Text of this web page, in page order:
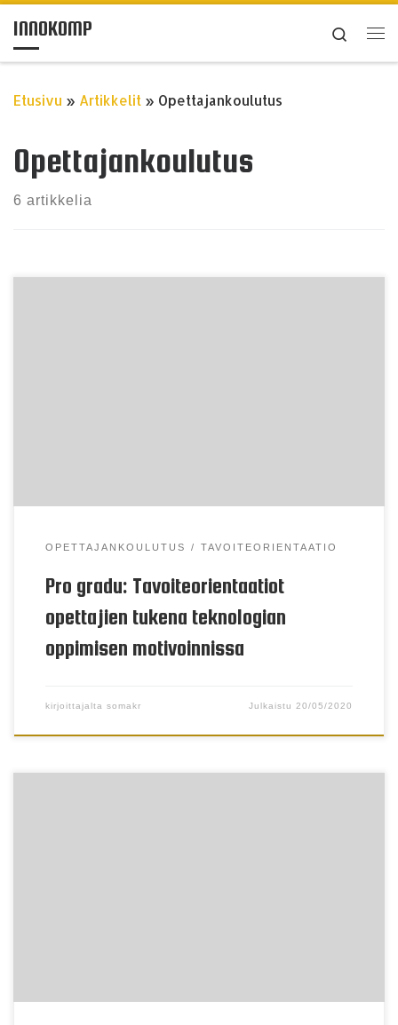
Skip to content
INNOKOMP
Search
Etusivu » Artikkelit » Opettajankoulutus
Opettajankoulutus
6 artikkelia
OPETTAJANKOULUTUS TAVOITEORIENTAATIO
Pro gradu: Tavoiteorientaatiot
opettajien tukena teknologian
oppimisen motivoinnissa
kirjoittajalta somakr Julkaistu20/05/2020